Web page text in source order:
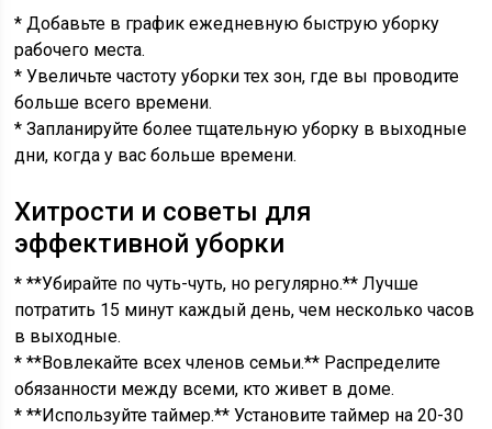
* Добавьте в график ежедневную быструю уборку
рабочего места.
* Увеличьте частоту уборки тех зон, где вы проводите
больше всего времени.
* Запланируйте более тщательную уборку в выходные
дни, когда у вас больше времени.
Хитрости и советы для
эффективной уборки
* **Убирайте по чуть-чуть, но регулярно.** Лучше
потратить 15 минут каждый день, чем несколько часов
в выходные.
* **Вовлекайте всех членов семьи.** Распределите
обязанности между всеми, кто живет в доме.
* **Используйте таймер.** Установите таймер на 20-30